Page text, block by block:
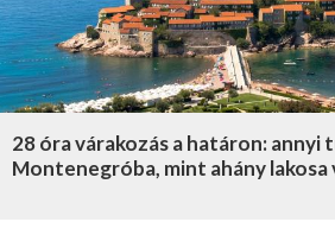
28 óra várakozás a határon:
Montenegróba, mint ahány lakosa